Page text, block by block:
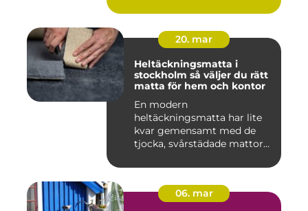
20. mar
Heltäckningsmatta i
stockholm så väljer du rätt
matta för hem och kontor
En modern
heltäckningsmatta har lite
kvar gemensamt med de
tjocka, svårstädade mattor
06. mar